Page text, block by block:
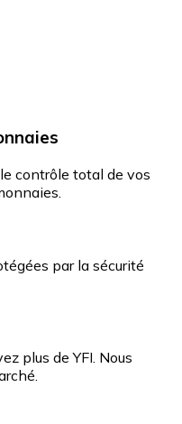
contrôle total de vos
par la sécurité
plus de YFI. Nous